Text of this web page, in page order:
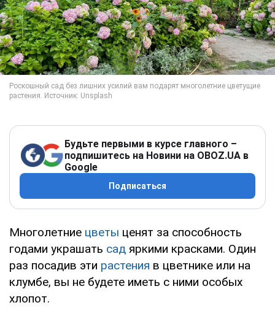
Будьте первыми в курсе главного –
подпишитесь на Новини на OBOZ.UA в
Google
Подписаться
Многолетние цветы ценят за способность
годами украшать сад яркими красками. Один
раз посадив эти растения в цветнике или на
клумбе, вы не будете иметь с ними особых
хлопот.